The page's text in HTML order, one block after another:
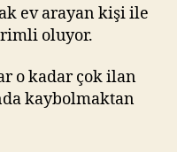
ev arayan kişi ile
oluyor.
o kadar çok ilan
kaybolmaktan